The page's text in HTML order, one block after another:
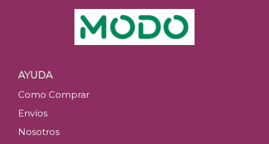
AYUDA
Como Comprar
Envíos
Nosotros